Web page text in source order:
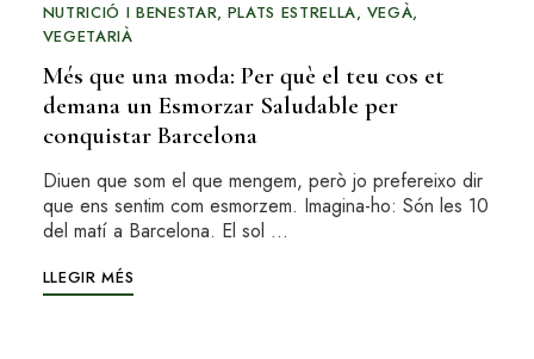
NUTRICIÓ I BENESTAR PLATS ESTRELLA VEGÀ
VEGETARIÀ
Més que una moda: Per què el teu cos et
demana un Esmorzar Saludable per
conquistar Barcelona
Diuen que som el que mengem, però jo prefereixo dir
que ens sentim com esmorzem. Imagina-ho: Són les 10
del matí a Barcelona. El sol …
LLEGIR MÉS